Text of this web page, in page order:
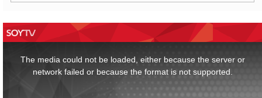
The media could not be loaded, either because the server or
network failed or because the format is not supported.